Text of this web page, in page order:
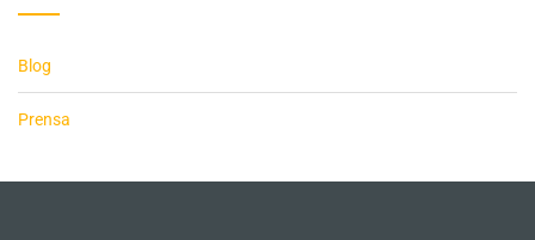
Blog
Prensa